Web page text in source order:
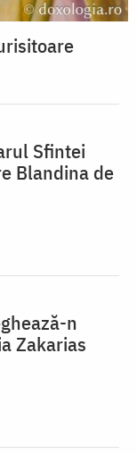
Sfintei
Blandina de
n
Zakarias